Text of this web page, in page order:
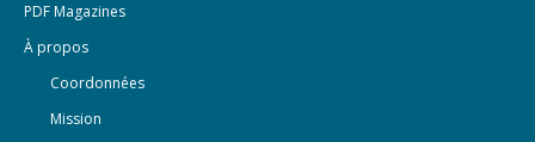
PDF Magazines
À propos
Coordonnées
Mission